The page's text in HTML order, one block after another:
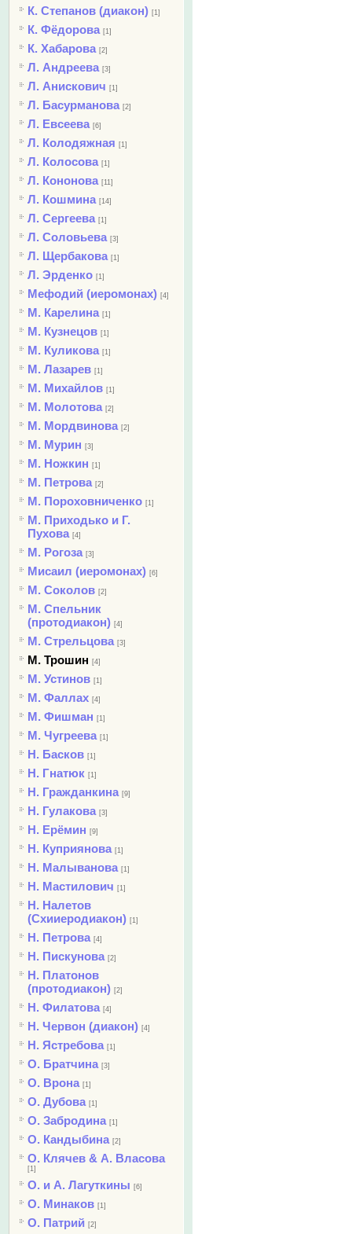
К. Степанов (диакон) [1]
К. Фёдорова [1]
К. Хабарова [2]
Л. Андреева [3]
Л. Анискович [1]
Л. Басурманова [2]
Л. Евсеева [6]
Л. Колодяжная [1]
Л. Колосова [1]
Л. Кононова [11]
Л. Кошмина [14]
Л. Сергеева [1]
Л. Соловьева [3]
Л. Щербакова [1]
Л. Эрденко [1]
Мефодий (иеромонах) [4]
М. Карелина [1]
М. Кузнецов [1]
М. Куликова [1]
М. Лазарев [1]
М. Михайлов [1]
М. Молотова [2]
М. Мордвинова [2]
М. Мурин [3]
М. Ножкин [1]
М. Петрова [2]
М. Пороховниченко [1]
М. Приходько и Г.
Пухова [4]
М. Рогоза [3]
Мисаил (иеромонах) [6]
М. Соколов [2]
М. Спельник
(протодиакон) [4]
М. Стрельцова [3]
М. Трошин [4]
М. Устинов [1]
М. Фаллах [4]
М. Фишман [1]
М. Чугреева [1]
Н. Басков [1]
Н. Гнатюк [1]
Н. Гражданкина [9]
Н. Гулакова [3]
Н. Ерёмин [9]
Н. Куприянова [1]
Н. Малыванова [1]
Н. Мастилович [1]
Н. Налетов
(Схииеродиакон) [1]
Н. Петрова [4]
Н. Пискунова [2]
Н. Платонов
(протодиакон) [2]
Н. Филатова [4]
Н. Червон (диакон) [4]
Н. Ястребова [1]
О. Братчина [3]
О. Врона [1]
О. Дубова [1]
О. Забродина [1]
О. Кандыбина [2]
О. Клячев & А. Власова
[1]
О. и А. Лагуткины [6]
О. Минаков [1]
О. Патрий [2]